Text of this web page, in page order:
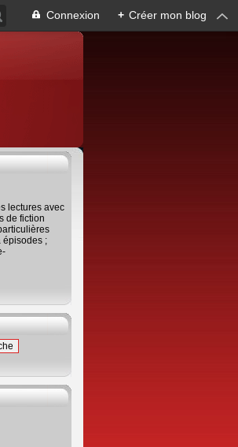
Connexion + Créer mon blog
lectures avec
de fiction
épisodes ;